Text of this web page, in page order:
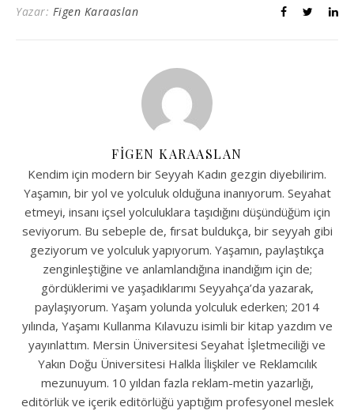
Yazar: Figen Karaaslan
FIGEN KARAASLAN
Kendim için modern bir Seyyah Kadın gezgin diyebilirim.
Yaşamın, bir yol ve yolculuk olduğuna inanıyorum. Seyahat
etmeyi, insanı içsel yolculuklara taşıdığını düşündüğüm için
seviyorum. Bu sebeple de, fırsat buldukça, bir seyyah gibi
geziyorum ve yolculuk yapıyorum. Yaşamın, paylaştıkça
zenginleştiğine ve anlamlandığına inandığım için de;
gördüklerimi ve yaşadıklarımı Seyyahça’da yazarak,
paylaşıyorum. Yaşam yolunda yolculuk ederken; 2014
yılında, Yaşamı Kullanma Kılavuzu isimli bir kitap yazdım ve
yayınlattım. Mersin Üniversitesi Seyahat İşletmeciliği ve
Yakın Doğu Üniversitesi Halkla İlişkiler ve Reklamcılık
mezunuyum. 10 yıldan fazla reklam-metin yazarlığı,
editörlük ve içerik editörlüğü yaptığım profesyonel meslek